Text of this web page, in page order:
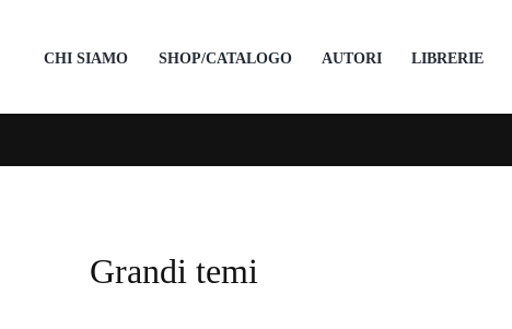
CHI SIAMO SHOP/CATALOGO AUTORI LIBRERIE
Grandi temi